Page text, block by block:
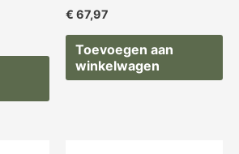
€ 67,97
Toevoegen aan
winkelwagen